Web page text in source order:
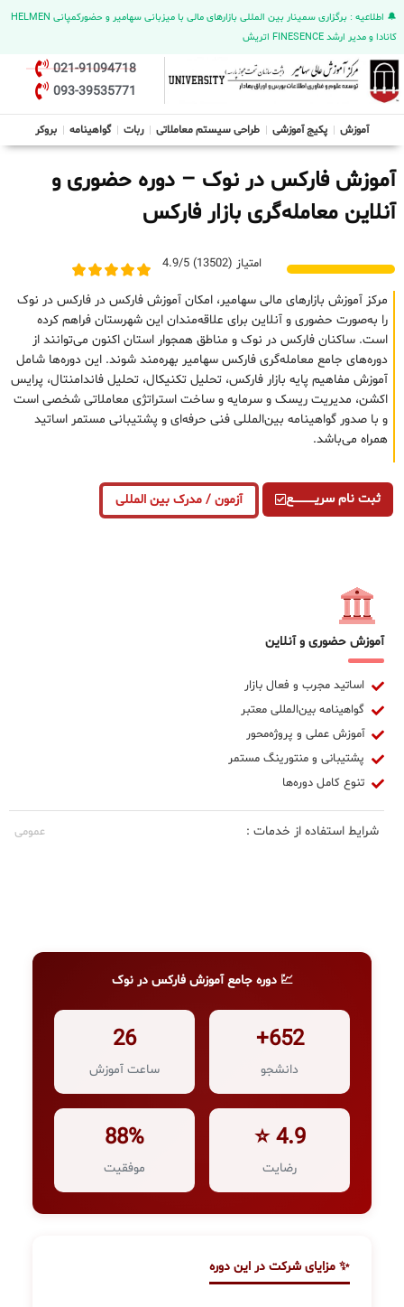
🔔 اطلاعیه : برگزاری سمینار بین المللی بازارهای مالی با میزبانی سهامیر و حضورکمپانی HELMEN
کانادا و مدیر ارشد FINESENCE اتریش
021-91094718
093-39535771
آموزش پکیج آموزشی طراحی سیستم معاملاتی ربات گواهینامه بروکر
آموزش فارکس در نوک – دوره حضوری و
آنلاین معامله‌گری بازار فارکس
امتیاز (13502) 4.9/5
مرکز آموزش بازارهای مالی سهامیر، امکان آموزش فارکس در فارکس در نوک
را به‌صورت حضوری و آنلاین برای علاقه‌مندان این شهرستان فراهم کرده
است. ساکنان فارکس در نوک و مناطق همجوار استان اکنون می‌توانند از
دوره‌های جامع معامله‌گری فارکس سهامیر بهره‌مند شوند. این دوره‌ها شامل
آموزش مفاهیم پایه بازار فارکس، تحلیل تکنیکال، تحلیل فاندامنتال، پرایس
اکشن، مدیریت ریسک و سرمایه و ساخت استراتژی معاملاتی شخصی است
و با صدور گواهینامه بین‌المللی فنی حرفه‌ای و پشتیبانی مستمر اساتید
همراه می‌باشد.
ثبت نام سریــــــــــــع آزمون / مدرک بین المللی
آموزش حضوری و آنلاین
اساتید مجرب و فعال بازار
گواهینامه بین‌المللی معتبر
آموزش عملی و پروژه‌محور
پشتیبانی و منتورینگ مستمر
تنوع کامل دوره‌ها
شرایط استفاده از خدمات : عمومی
💹 دوره جامع آموزش فارکس در نوک
652+
دانشجو
26
ساعت آموزش
4.9 ⭐
رضایت
88%
موفقیت
✨ مزایای شرکت در این دوره